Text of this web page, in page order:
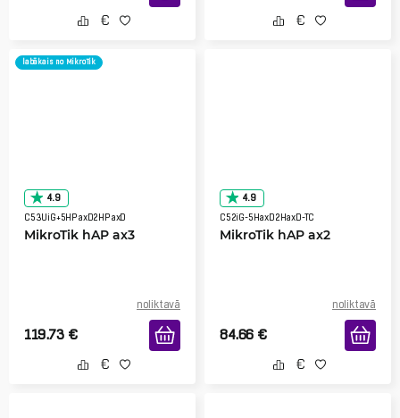
labākais no MikroTik
4.9
C53UiG+5HPaxD2HPaxD
MikroTik hAP ax3
noliktavā
119.73 €
4.9
C52iG-5HaxD2HaxD-TC
MikroTik hAP ax2
noliktavā
84.66 €